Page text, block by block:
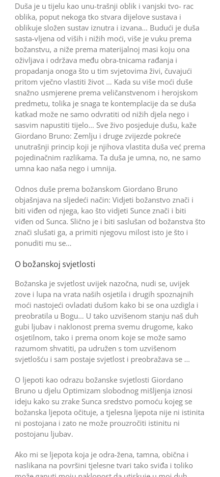
Duša je u tijelu kao unu-trašnji oblik i vanjski tvo- rac
oblika, poput nekoga tko stvara dijelove sustava i
oblikuje složen sustav iznutra i izvana… Budući je duša
sasta-vljena od viših i nižih moći, više je vuku prema
božanstvu, a niže prema materijalnoj masi koju ona
oživljava i održava među obra-tnicama rađanja i
propadanja onoga što u tim svjetovima živi, čuvajući
pritom vječno vlastiti život … Kada su više moći duše
snažno usmjerene prema veličanstvenom i herojskom
predmetu, tolika je snaga te kontemplacije da se duša
katkad može ne samo odvratiti od nižih djela nego i
sasvim napustiti tijelo… Sve živo posjeduje dušu, kaže
Giordano Bruno: Zemlju i druge zvijezde pokreće
unutrašnji princip koji je njihova vlastita duša već prema
pojedinačnim razlikama. Ta duša je umna, no, ne samo
umna kao naša nego i umnija.
Odnos duše prema božan­skom Giordano Bruno
objašnjava na sljedeći način: Vidjeti božanstvo znači i
biti viđen od njega, kao što vidjeti Sunce znači i biti
viđen od Sunca. Slično je i biti saslušan od božanstva što
znači slušati ga, a primiti njegovu milost isto je što i
ponuditi mu se…
O božanskoj svjetlosti
Božanska je svjetlost uvijek nazo­čna, nudi se, uvijek
zove i lupa na vrata naših osjetila i drugih spoznajnih
moći nastojeći ovladati dušom kako bi se ona uzdigla i
preobratila u Bogu… U tako uzvišenom stanju naš duh
gubi ljubav i naklonost prema svemu drugome, kako
osjetilnom, tako i prema onom koje se može samo
razumom shvatiti, pa udružen s tom uzvišenom
svjetlošću i sam postaje svjetlost i preobražava se …
O ljepoti kao odrazu božanske svjetlosti Giordano
Bruno u djelu Optimizam slobodnog mišljenja iznosi
ideju kako su zrake Sunca sredstvo pomoću kojeg se
božanska ljepota očituje, a tjelesna ljepota nije ni istinita
ni postojana i zato ne može prouzročiti istinitu ni
postojanu ljubav.
Ako mi se ljepota koja je odra-žena, tamna, obična i
naslikana na površini tjelesne tvari tako sviđa i toliko